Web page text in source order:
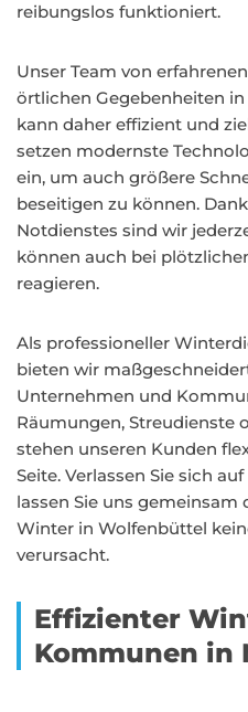
reibungslos funktioniert.
Unser Team von
örtlichen Gegebenheiten
kann daher effizient und
setzen modernste
ein, um auch größere
beseitigen zu können.
Notdienstes sind wir
können auch bei
reagieren.
Als professioneller
bieten wir
Unternehmen und
Räumungen, Streudienste
stehen unseren Kunden
Seite. Verlassen Sie sich
lassen Sie uns gemeinsam
Winter in Wolfenbüttel
verursacht.
Effizienter
Kommunen in